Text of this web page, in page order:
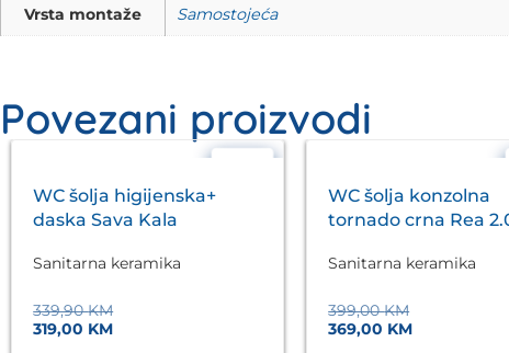
Vrsta montaže Samostojeća
Povezani proizvodi
WC šolja higijenska+
daska Sava Kala
Sanitarna keramika
339,90KM
319,00 KM
WC šolja konzolna
tornado crna Rea
Sanitarna keramika
399,00KM
369,00 KM